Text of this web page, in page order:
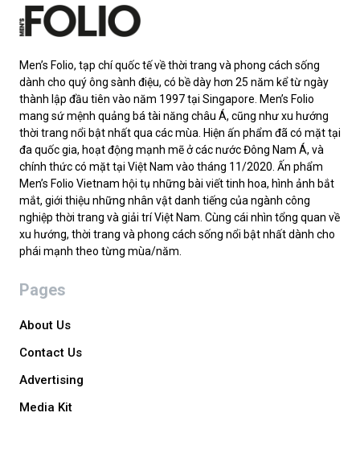
Men’s Folio, tạp chí quốc tế về thời trang và phong cách sống
dành cho quý ông sành điệu, có bề dày hơn 25 năm kể từ ngày
thành lập đầu tiên vào năm 1997 tại Singapore. Men’s Folio
mang sứ mệnh quảng bá tài năng châu Á, cũng như xu hướng
thời trang nổi bật nhất qua các mùa. Hiện ấn phẩm đã có mặt tại
đa quốc gia, hoạt động mạnh mẽ ở các nước Đông Nam Á, và
chính thức có mặt tại Việt Nam vào tháng 11/2020. Ấn phẩm
Men’s Folio Vietnam hội tụ những bài viết tinh hoa, hình ảnh bắt
mắt, giới thiệu những nhân vật danh tiếng của ngành công
nghiệp thời trang và giải trí Việt Nam. Cùng cái nhìn tổng quan về
xu hướng, thời trang và phong cách sống nổi bật nhất dành cho
phái mạnh theo từng mùa/năm.
Pages
About Us
Contact Us
Advertising
Media Kit